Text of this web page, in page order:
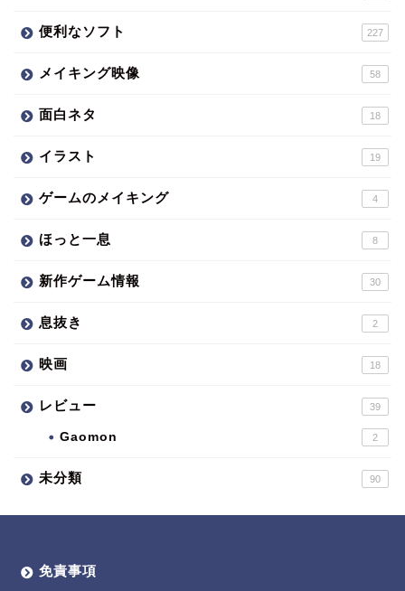
便利なソフト 227
メイキング映像 58
面白ネタ 18
イラスト 19
ゲームのメイキング 4
ほっと一息 8
新作ゲーム情報 30
息抜き 2
映画 18
レビュー 39
Gaomon 2
未分類 90
免責事項